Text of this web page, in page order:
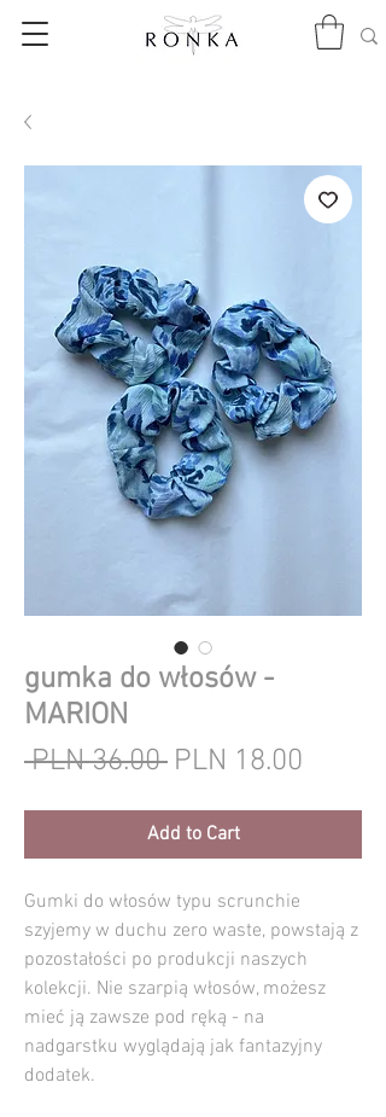
gumka do włosów -
MARION
PLN 36.00 Regular
PLN 18.00
Add to Cart
Gumki do włosów typu scrunchie
szyjemy w duchu zero waste, powstają z
pozostałości po produkcji naszych
kolekcji. Nie szarpią włosów, możesz
mieć ją zawsze pod ręką - na
nadgarstku wyglądają jak fantazyjny
dodatek.